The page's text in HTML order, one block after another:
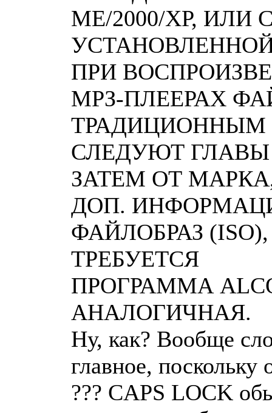
МЕ/2000/ХР, ИЛИ
ПРИ
МРЗ-ПЛЕЕРАХ
ТРАДИЦИОННЫМ
СЛЕДУЮТ
ЗАТЕМ OТ
ДОП.
ФАЙЛОБРАЗ
ТРЕБУЕТСЯ
ПРОГРАММА
АНАЛОГИЧНАЯ.
Ну, как? Вообще
главное,
??? CAPS LOCK